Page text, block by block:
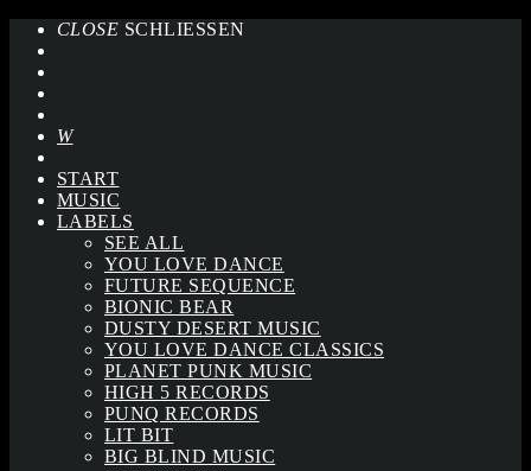
CLOSE SCHLIESSEN
START
MUSIC
LABELS
SEE ALL
YOU LOVE DANCE
FUTURE SEQUENCE
BIONIC BEAR
DUSTY DESERT MUSIC
YOU LOVE DANCE CLASSICS
PLANET PUNK MUSIC
HIGH 5 RECORDS
PUNQ RECORDS
LIT BIT
BIG BLIND MUSIC